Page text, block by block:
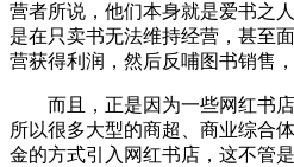
营者所说，他们本身就是爱书之
是在只卖书无法维持经营，甚至
营获得利润，然后反哺图书销售
而且，正是因为一些网红书店
所以很多大型的商超、商业综合
金的方式引入网红书店，这不管